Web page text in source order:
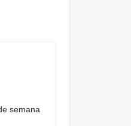
semana